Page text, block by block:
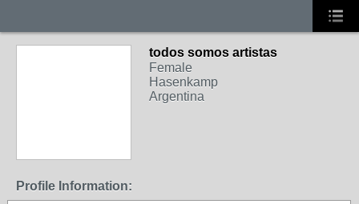
todos somos artistas
Female
Hasenkamp
Argentina
Profile Information: